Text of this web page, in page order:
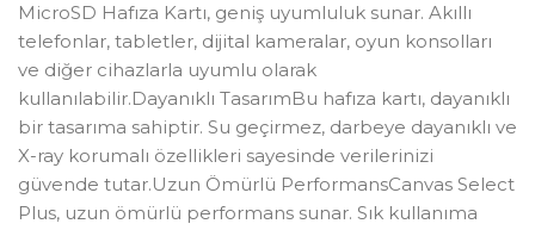
MicroSD Hafıza Kartı, geniş uyumluluk sunar. Akıllı
telefonlar, tabletler, dijital kameralar, oyun konsolları
ve diğer cihazlarla uyumlu olarak
kullanılabilir.Dayanıklı TasarımBu hafıza kartı, dayanıklı
bir tasarıma sahiptir. Su geçirmez, darbeye dayanıklı ve
X-ray korumalı özellikleri sayesinde verilerinizi
güvende tutar.Uzun Ömürlü PerformansCanvas Select
Plus, uzun ömürlü performans sunar. Sık kullanıma